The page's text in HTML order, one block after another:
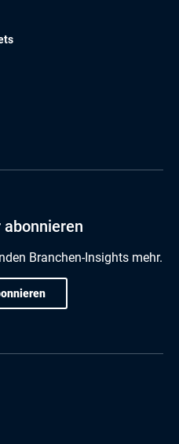
Branchen-Insights mehr.